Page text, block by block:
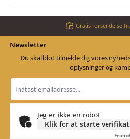
Gratis forsendelse
Newsletter
Du skal blot tilmelde dig vores
oplysninger og
adresse
Jeg er ikke en robot
Klik for at starte